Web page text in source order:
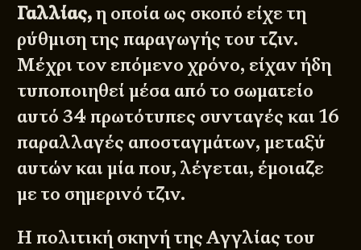
Γαλλίας,η οποία ως σκοπό είχε τη
ρύθμιση της παραγωγής του τζιν.
Μέχρι τον επόμενο χρόνο, είχαν ήδη
τυποποιηθεί μέσα από το σωματείο
αυτό 34 πρωτότυπες συνταγές και 16
παραλλαγές αποσταγμάτων, μεταξύ
αυτών και μία που, λέγεται, έμοιαζε
με το σημερινό τζιν.
Η πολιτική σκηνή της Αγγλίας του